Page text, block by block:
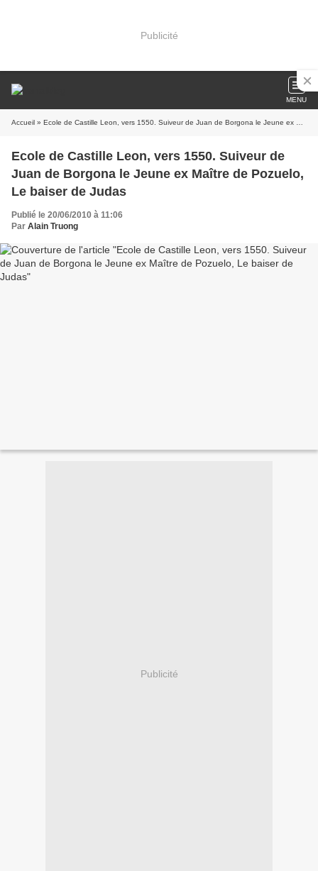
Publicité
MENU
Accueil » Ecole de Castille Leon, vers 1550. Suiveur de Juan de Borgona le Jeune ex Maître de Pozuelo, Le baiser de Judas
Ecole de Castille Leon, vers 1550. Suiveur de
Juan de Borgona le Jeune ex Maître de Pozuelo,
Le baiser de Judas
Publié le 20/06/2010 à 11:06
Par Alain Truong
Publicité